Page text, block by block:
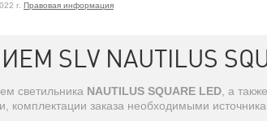
г. Правовая информация
SLV NAUTILUS
светильника NAUTILUS SQUARE LED , а
заказа необходимыми